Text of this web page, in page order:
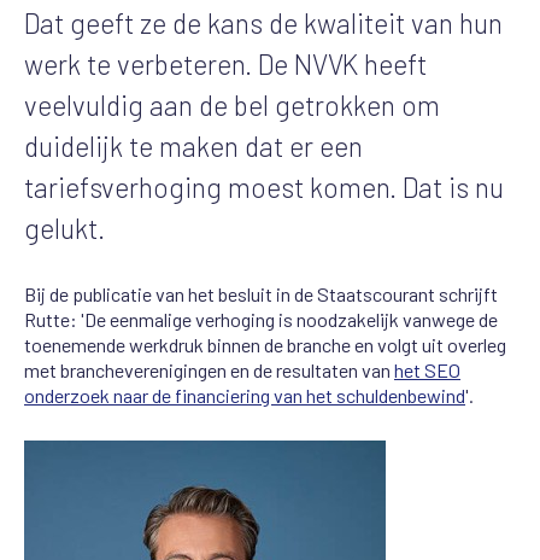
Dat geeft ze de kans de kwaliteit van hun
werk te verbeteren. De NVVK heeft
veelvuldig aan de bel getrokken om
duidelijk te maken dat er een
tariefsverhoging moest komen. Dat is nu
gelukt.
Bij de publicatie van het besluit in de Staatscourant schrijft
Rutte: 'De eenmalige verhoging is noodzakelijk vanwege de
toenemende werkdruk binnen de branche en volgt uit overleg
met brancheverenigingen en de resultaten van het SEO
onderzoek naar de financiering van het schuldenbewind'.